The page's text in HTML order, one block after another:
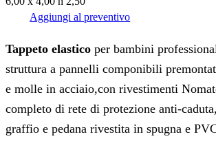
Aggiungi al preventivo
Tappeto elastico per bambini
struttura a pannelli componibili
e molle in acciaio,con rivestimenti
completo di rete di protezione anti-
graffio e pedana rivestita in spugna e